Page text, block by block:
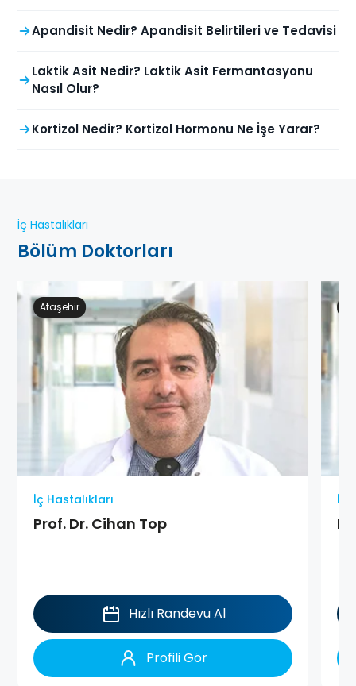
Apandisit Nedir? Apandisit Belirtileri ve Tedavisi
Laktik Asit Nedir? Laktik Asit Fermantasyonu
Nasıl Olur?
Kortizol Nedir? Kortizol Hormonu Ne İşe Yarar?
İç Hastalıkları
Bölüm Doktorları
Ataşehir
İç Hastalıkları
Prof. Dr. Cihan Top
Hızlı Randevu Al
Profili Gör
İç